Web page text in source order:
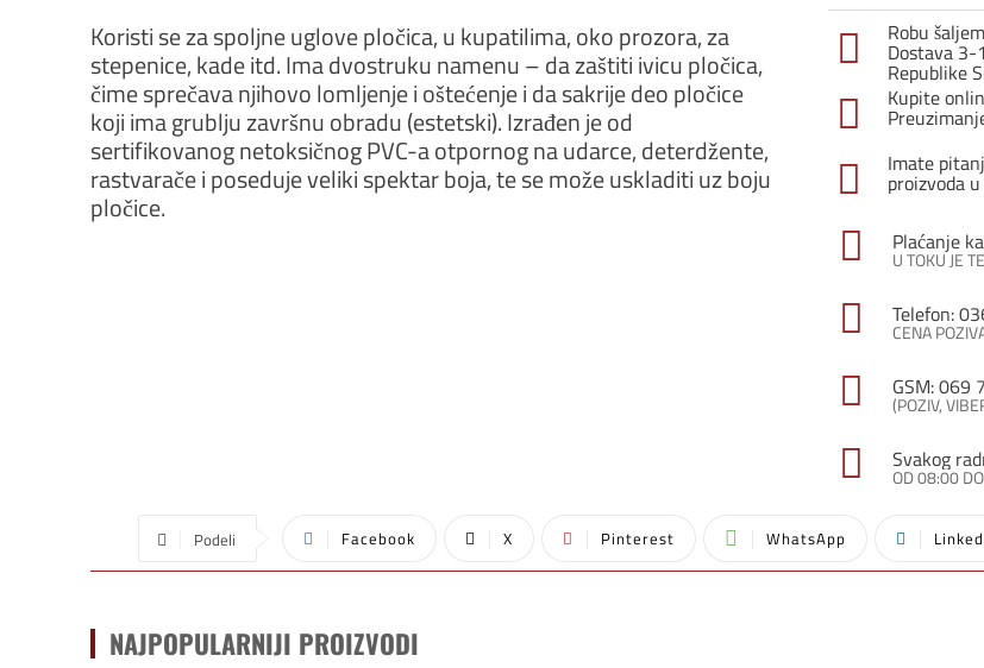
Koristi se za spoljne uglove pločica, u kupatilima, oko prozora, za
stepenice, kade itd. Ima dvostruku namenu – da zaštiti ivicu pločica,
čime sprečava njihovo lomljenje i oštećenje i da sakrije deo pločice
koji ima grublju završnu obradu (estetski). Izrađen je od
sertifikovanog netoksičnog PVC-a otpornog na udarce, deterdžente,
rastvarače i poseduje veliki spektar boja, te se može uskladiti uz boju
pločice.
Robu
Dostava 3-
Republike
Kupite
Imate
proizvoda
Plaćanje
U TOKU JE
Telefon:
CENA
GSM: 069
(POZIV,
Svakog
OD 08:00
Podeli Facebook X Pinterest WhatsApp
NAJPOPULARNIJI PROIZVODI